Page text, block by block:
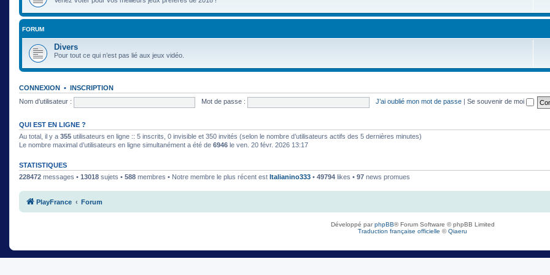
FORUM
Divers
Pour tout ce qui n’est pas lié aux jeux vidéo.
CONNEXION • INSCRIPTION
Nom d’utilisateur :
Mot de passe : J’ai oublié mon mot de passe Se souvenir de moi
QUI EST EN LIGNE ?
Au total, il y a 355 utilisateurs en ligne :: 5 inscrits, 0 invisible et 350 invités (selon le nombre d’utilisateurs actifs des 5 dernières minutes)
Le nombre maximal d’utilisateurs en ligne simultanément a été de 6946 le ven. 20 févr. 2026 13:17
STATISTIQUES
228472 messages • 13018 sujets • 588 membres • Notre membre le plus récent est Italianino333 • 49794 likes • 97 news promues
PlayFrance Forum
Développé parphpBB® Forum Software © phpBB Limited
Traduction française officielle ©Qiaeru